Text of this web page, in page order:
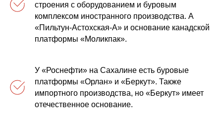
строения с оборудованием и буровым
комплексом иностранного производства. А
«Пильтун-Астохская-А» и основание канадской
платформы «Моликпак».
У «Роснефти» на Сахалине есть буровые
платформы «Орлан» и «Беркут». Также
импортного производства, но «Беркут» имеет
отечественное основание.